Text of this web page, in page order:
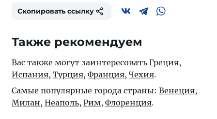
Скопировать ссылку
Также рекомендуем
Вас также могут заинтересовать Греция,
Испания, Турция, Франция, Чехия.
Самые популярные города страны: Венеция,
Милан, Неаполь, Рим, Флоренция.